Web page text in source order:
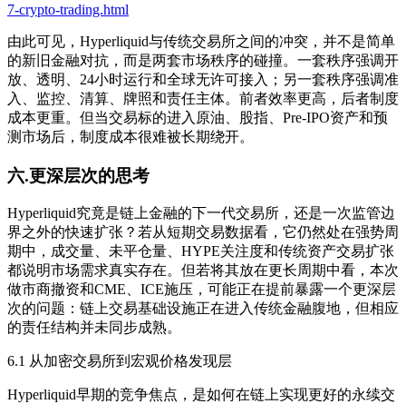
7-crypto-trading.html
由此可见，Hyperliquid与传统交易所之间的冲突，并不是简单
的新旧金融对抗，而是两套市场秩序的碰撞。一套秩序强调开
放、透明、24小时运行和全球无许可接入；另一套秩序强调准
入、监控、清算、牌照和责任主体。前者效率更高，后者制度
成本更重。但当交易标的进入原油、股指、Pre-IPO资产和预
测市场后，制度成本很难被长期绕开。
六.更深层次的思考
Hyperliquid究竟是链上金融的下一代交易所，还是一次监管边
界之外的快速扩张？若从短期交易数据看，它仍然处在强势周
期中，成交量、未平仓量、HYPE关注度和传统资产交易扩张
都说明市场需求真实存在。但若将其放在更长周期中看，本次
做市商撤资和CME、ICE施压，可能正在提前暴露一个更深层
次的问题：链上交易基础设施正在进入传统金融腹地，但相应
的责任结构并未同步成熟。
6.1 从加密交易所到宏观价格发现层
Hyperliquid早期的竞争焦点，是如何在链上实现更好的永续交